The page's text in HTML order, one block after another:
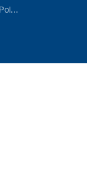
Termy Karkonosze Resort & Spa, Dolnoslezsko, Polsko